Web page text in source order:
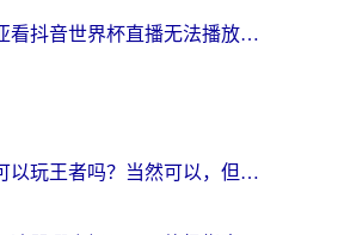
在澳大利亚看抖音世界杯直播无法播放？海外党体育观赛终极指南来了！
身在国外可以玩王者吗？当然可以，但你需要这份“加速”指南